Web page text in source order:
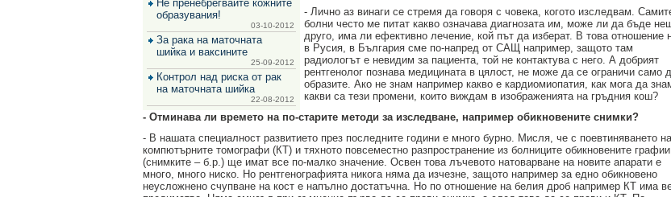
Не пренебрегвайте кожните
образувания!
03-10-2012
За рака на маточната
шийка и ваксините
25-09-2012
Контрол над риска от рак
на маточната шийка
22-08-2012
- Лично аз винаги се стремя да говоря с човека, когото изследвам.
болни често ме питат какво означава диагнозата им, може ли да бъде
друго, има ли ефективно лечение, кой път да изберат. В това отношение
в Русия, в България сме по-напред от САЩ например, защото там
радиологът е невидим за пациента, той не контактува с него. А добрият
рентгенолог познава медицината в цялост, не може да се ограничи само
образите. Ако не знам например какво е кардиомиопатия, как мога да
какви са тези промени, които виждам в изображенията на гръдния кош?
- Отминава ли времето на по-старите методи за изследване, например обикновените снимки?
- В нашата специалност развитието през последните години е много бурно. Мисля, че с поевтиняването на
компютърните томографи (КТ) и тяхното повсеместно разпространение из болниците обикновените графии
(снимките – б.р.) ще имат все по-малко значение. Освен това лъчевото натоварване на новите апарати е
много, много ниско. Но рентгенографията никога няма да изчезне, защото например за едно обикновено
неусложнено счупване на кост е напълно достатъчна. Но по отношение на белия дроб например КТ има